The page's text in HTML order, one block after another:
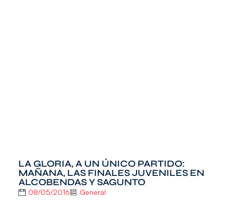
LA GLORIA, A UN ÚNICO PARTIDO:
MAÑANA, LAS FINALES JUVENILES EN
ALCOBENDAS Y SAGUNTO
08/05/2016 General